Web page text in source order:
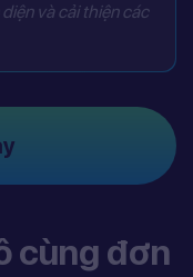
và cải thiện các
cùng đơn